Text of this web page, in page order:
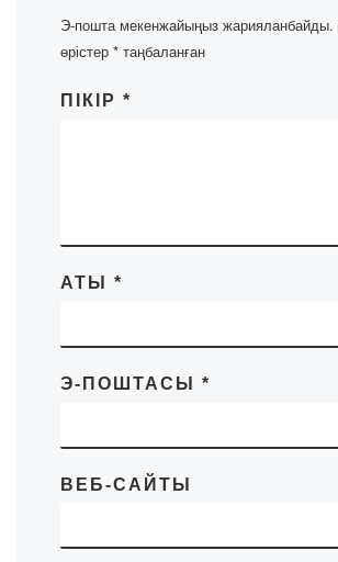
Э-пошта мекенжайыңыз жарияланбайды.
өрістер * таңбаланған
ПІКІР *
АТЫ *
Э-ПОШТАСЫ *
ВЕБ-САЙТЫ